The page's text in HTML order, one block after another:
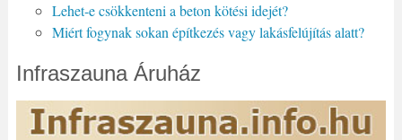
Lehet-e csökkenteni a beton kötési idejét?
Miért fogynak sokan építkezés vagy lakásfelújítás alatt?
Infraszauna Áruház